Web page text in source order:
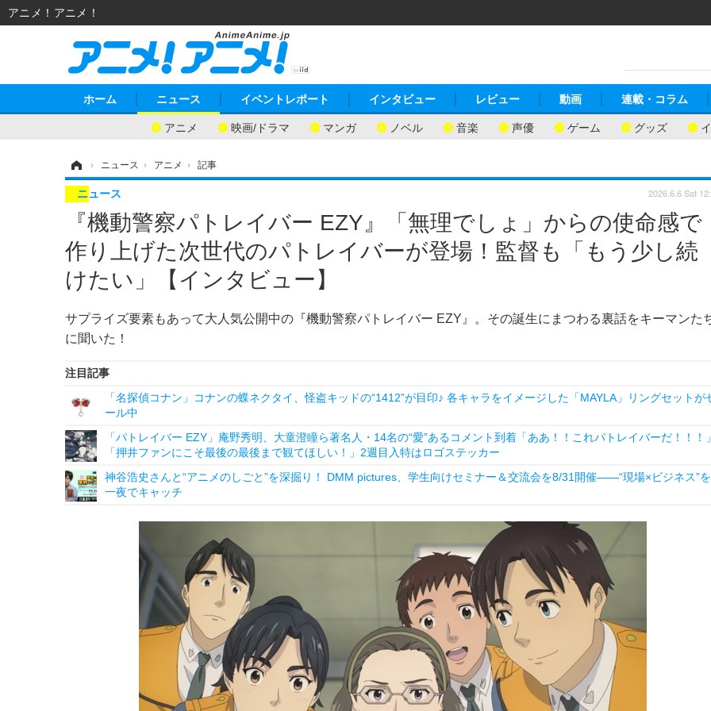
ホーム ニュース
アニメ 映画/ドラマ マンガ ノベル 音楽 声優 ゲーム グッズ
イベントレポート インタビュー レビュー 動画 連載・コラム
› ニュース › アニメ › 記事
『機動警察パトレイバー EZY』「無理でしょ」からの使命感で
作り上げた次世代のパトレイバーが登場！監督も「もう少し続
けたい」【インタビュー】
サプライズ要素もあって大人気公開中の『機動警察パトレイバー EZY』。その誕生にまつわる裏話をキーマンた
に聞いた！
ニュース 2026.6.6 Sat
注目記事
「名探偵コナン」コナンの蝶ネクタイ、怪盗キッドの“1412”が目印♪ 各キャラをイメージした「MAYLA」リングセットが
ール中
「パトレイバー EZY」庵野秀明、大童澄瞳ら著名人・14名の“愛”あるコメント到着「ああ！！これパトレイバーだ！！！
「押井ファンにこそ最後の最後まで観てほしい！」2週目入特はロゴステッカー
神谷浩史さんと“アニメのしごと”を深掘り！ DMM pictures、学生向けセミナー＆交流会を8/31開催――“現場×ビジネス”を
一夜でキャッチ
アニメ！アニメ！